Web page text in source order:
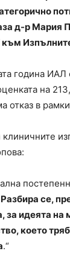
д-р Мария
към
година
на
отказ в
Разбира се,
за идеята
което
.“